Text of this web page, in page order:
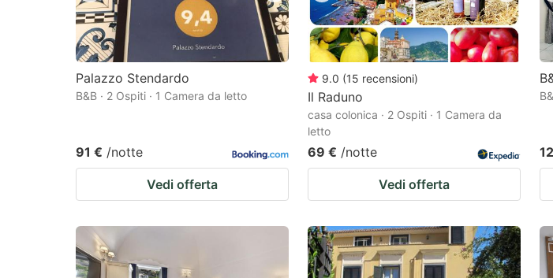
Palazzo Stendardo
B&B · 2 Ospiti · 1 Camera da letto
91 € /notte
Vedi offerta
9.0 (15 recensioni)
Il Raduno
casa colonica · 2 Ospiti · 1 Camera da
letto
69 € /notte
Vedi offerta